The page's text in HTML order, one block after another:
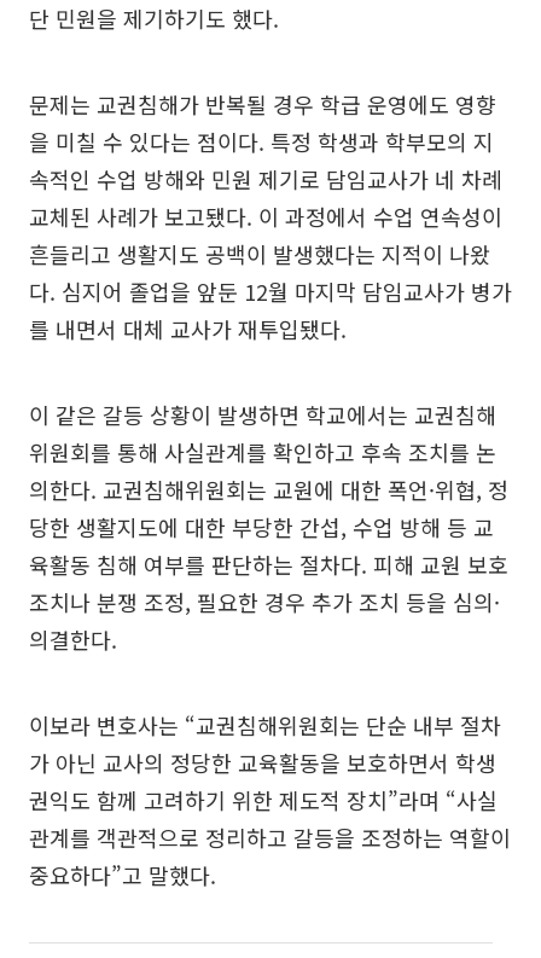
단 민원을 제기하기도 했다.
문제는 교권침해가 반복될 경우 학급 운영에도 영향
을 미칠 수 있다는 점이다. 특정 학생과 학부모의 지
속적인 수업 방해와 민원 제기로 담임교사가 네 차례
교체된 사례가 보고됐다. 이 과정에서 수업 연속성이
흔들리고 생활지도 공백이 발생했다는 지적이 나왔
다. 심지어 졸업을 앞둔 12월 마지막 담임교사가 병가
를 내면서 대체 교사가 재투입됐다.
이 같은 갈등 상황이 발생하면 학교에서는 교권침해
위원회를 통해 사실관계를 확인하고 후속 조치를 논
의한다. 교권침해위원회는 교원에 대한 폭언·위협, 정
당한 생활지도에 대한 부당한 간섭, 수업 방해 등 교
육활동 침해 여부를 판단하는 절차다. 피해 교원 보호
조치나 분쟁 조정, 필요한 경우 추가 조치 등을 심의·
의결한다.
이보라 변호사는 “교권침해위원회는 단순 내부 절차
가 아닌 교사의 정당한 교육활동을 보호하면서 학생
권익도 함께 고려하기 위한 제도적 장치”라며 “사실
관계를 객관적으로 정리하고 갈등을 조정하는 역할이
중요하다”고 말했다.